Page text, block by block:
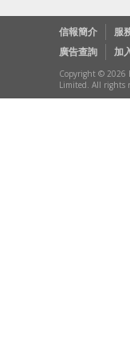
信報簡介 服
廣告查詢
加
Copyright © 2026
Limited. All rights